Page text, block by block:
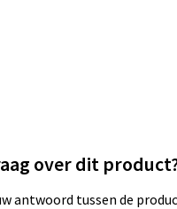
over dit
antwoord tussen de